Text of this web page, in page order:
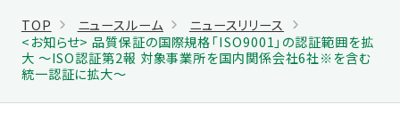
TOP ニュースルーム
ニュースリリース
<お知らせ> 品質保証の国際規格「ISO9001」の認証範囲を拡
大 ～ISO認証第2報 対象事業所を国内関係会社6社※を含む
統一認証に拡大～